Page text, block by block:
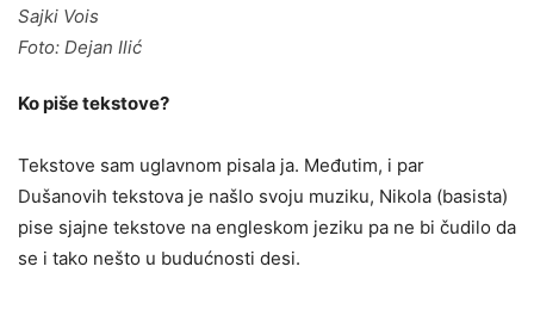
Sajki Vois
Foto: Dejan Ilić
Ko piše tekstove?
Tekstove sam uglavnom pisala ja. Međutim, i par
Dušanovih tekstova je našlo svoju muziku, Nikola (basista)
pise sjajne tekstove na engleskom jeziku pa ne bi čudilo da
se i tako nešto u budućnosti desi.